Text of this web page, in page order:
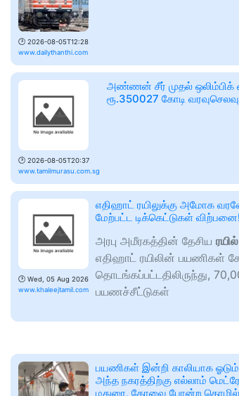
🕑 2026-08-05T12:28
www.dailythanthi.com
🕑 2026-08-05T20:37
www.tamilmurasu.com.sg
அண்ணன் சீர் முதல்
ரூ.350027 கோடி
🕑 Wed, 05 Aug 2026
www.khaleejtamil.com
எதிஹாட் ரயிலுக்கு அமோக
மேற்பட்ட டிக்கெட்டுகள் விற்பனை!
அரபு அமீரகத்தின் தேசிய ரயில்
எதிஹாட் ரயிலின் பயணிகள்
தொடங்கப்பட்டதிலிருந்து,
பயணச்சீட்டுகள்
பயணிகள் இன்றி காலியாக
அந்த நகரத்திற்கு எல்லாம்
மதுரை, கோவை போன்ற